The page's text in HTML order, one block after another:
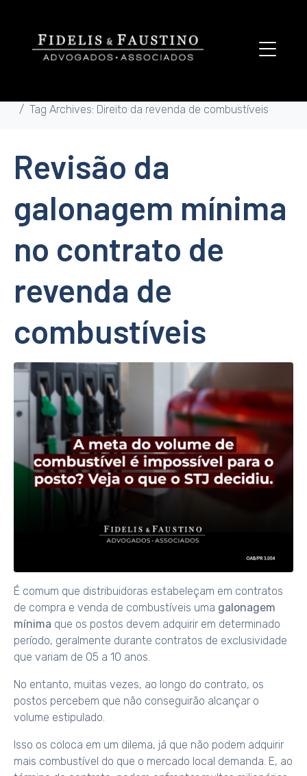
Tag:Direito da revenda
de combustíveis
Tag Archives: Direito da revenda de combustíveis
Revisão da
galonagem mínima
no contrato de
revenda de
combustíveis
É comum que distribuidoras estabeleçam em contratos
de compra e venda de combustíveis uma galonagem
mínima que os postos devem adquirir em determinado
período, geralmente durante contratos de exclusividade
que variam de 05 a 10 anos.
No entanto, muitas vezes, ao longo do contrato, os
postos percebem que não conseguirão alcançar o
volume estipulado.
Isso os coloca em um dilema, já que não podem adquirir
mais combustível do que o mercado local demanda. E, ao